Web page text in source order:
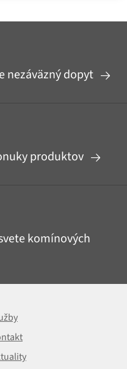
nezáväzný dopyt
produktov
komínových